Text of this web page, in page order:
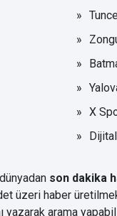
X
son dakika
üzeri haber
yazarak arama